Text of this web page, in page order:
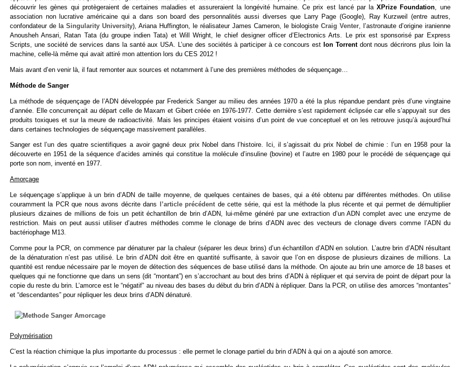
découvrir les gènes qui protègeraient de certaines maladies et assureraient la longévité humaine. Ce prix est lancé par laXPrize Foundation, une
association non lucrative américaine qui a dans son board des personnalités aussi diverses que Larry Page (Google), Ray Kurzweil (entre autres,
confondateur de la Singularity University), Ariana Huffington, le réalisateur James Cameron, le biologiste Craig Venter, l’astronaute d’origine iranienne
Anousheh Ansari, Ratan Tata (du groupe indien Tata) et Will Wright, le chief designer officer d’Electronics Arts. Le prix est sponsorisé par Express
Scripts, une société de services dans la santé aux USA. L’une des sociétés à participer à ce concours est Ion Torrent dont nous décrirons plus loin la
machine, celle-là même qui avait attiré mon attention lors du CES 2012 !
Mais avant d’en venir là, il faut remonter aux sources et notamment à l’une des premières méthodes de séquençage…
Méthode de Sanger
La méthode de séquençage de l’ADN développée par Frederick Sanger au milieu des années 1970 a été la plus répandue pendant près d’une vingtaine
d’année. Elle concurrençait au départ celle de Maxam et Gibert créée en 1976-1977. Cette dernière s’est rapidement éclipsée car elle s’appuyait sur des
produits toxiques et sur la meure de radioactivité. Mais les principes étaient voisins d’un point de vue conceptuel et on les retrouve jusqu’à aujourd’hui
dans certaines technologies de séquençage massivement parallèles.
Sanger est l’un des quatre scientifiques a avoir gagné deux prix Nobel dans l’histoire. Ici, il s’agissait du prix Nobel de chimie : l’un en 1958 pour la
découverte en 1951 de la séquence d’acides aminés qui constitue la molécule d’insuline (bovine) et l’autre en 1980 pour le procédé de séquençage qui
porte son nom, inventé en 1977.
Amorçage
Le séquençage s’applique à un brin d’ADN de taille moyenne, de quelques centaines de bases, qui a été obtenu par différentes méthodes. On utilise
couramment la PCR que nous avons décrite dans
l’article précédent de cette série, qui est la méthode la plus récente et qui permet de démultiplier
plusieurs dizaines de millions de fois un petit échantillon de brin d’ADN, lui-même généré par une extraction d’un ADN complet avec une enzyme de
restriction. Mais on peut aussi utiliser d’autres méthodes comme le clonage de brins d’ADN avec des vecteurs de clonage divers comme l’ADN du
bactériophage M13.
Comme pour la PCR, on commence par dénaturer par la chaleur (séparer les deux brins) d’un échantillon d’ADN en solution. L’autre brin d’ADN résultant
de la dénaturation n’est pas utilisé. Le brin d’ADN doit être en quantité suffisante, à savoir que l’on en dispose de plusieurs dizaines de millions. La
quantité est rendue nécessaire par le moyen de détection des séquences de base utilisé dans la méthode. On ajoute au brin une amorce de 18 bases et
quelques qui ne fonctionne que dans un sens (dit “montant”) en s’accrochant au bout des brins d’ADN à répliquer et qui servira de point de départ pour la
copie du reste du brin. L’amorce est le “négatif” au niveau des bases du début du brin d’ADN à répliquer. Dans la PCR, on utilise des amorces “montantes”
et “descendantes” pour répliquer les deux brins d’ADN dénaturé.
Polymérisation
C’est la réaction chimique la plus importante du processus : elle permet le clonage partiel du brin d’ADN à qui on a ajouté son amorce.